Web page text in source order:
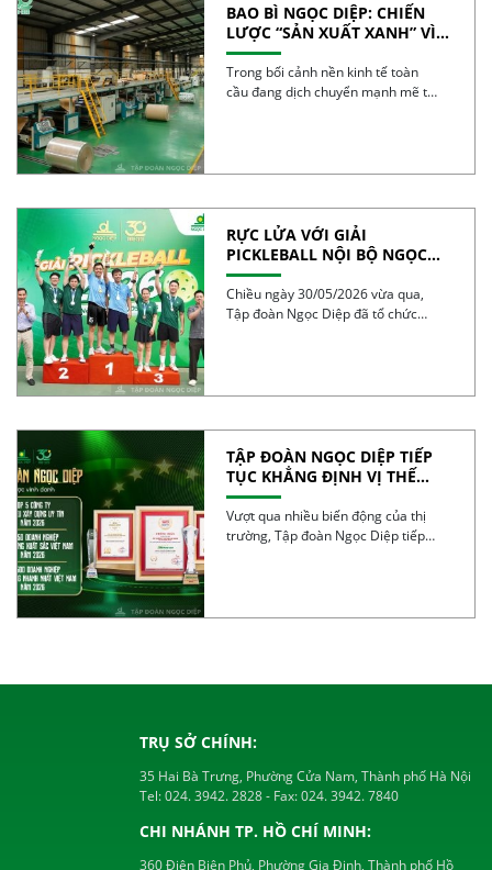
BAO BÌ NGỌC DIỆP: CHIẾN
LƯỢC “SẢN XUẤT XANH” VÌ
TƯƠNG LAI BỀN VỮNG
Trong bối cảnh nền kinh tế toàn
cầu đang dịch chuyển mạnh mẽ từ
RỰC LỬA VỚI GIẢI
PICKLEBALL NỘI BỘ NGỌC
DIỆP 2026 – BÙNG NỔ TINH
THẦN 30 NĂM
Chiều ngày 30/05/2026 vừa qua,
Tập đoàn Ngọc Diệp đã tổ chức
TẬP ĐOÀN NGỌC DIỆP TIẾP
TỤC KHẲNG ĐỊNH VỊ THẾ
TRONG TOP 50 DOANH
NGHIỆP TĂNG TRƯỞNG XUẤT
SẮC VIỆT NAM 2026
Vượt qua nhiều biến động của thị
trường, Tập đoàn Ngọc Diệp tiếp
TRỤ SỞ CHÍNH:
35 Hai Bà Trưng, Phường Cửa Nam, Thành phố Hà Nội
Tel:024. 3942. 2828- Fax:024. 3942. 7840
CHI NHÁNH TP. HỒ CHÍ MINH:
360 Điện Biên Phủ, Phường Gia Định, Thành phố Hồ